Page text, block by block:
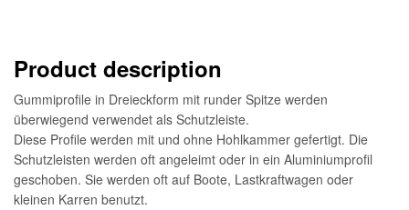
Product description
Gummiprofile in Dreieckform mit runder Spitze werden
überwiegend verwendet als Schutzleiste.
Diese Profile werden mit und ohne Hohlkammer gefertigt. Die
Schutzleisten werden oft angeleimt oder in ein Aluminiumprofil
geschoben. Sie werden oft auf Boote, Lastkraftwagen oder
kleinen Karren benutzt.